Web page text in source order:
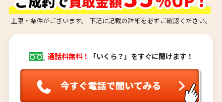
参考買取価格
ASK
プラチナ900 （
参考買取価格
ASK
上限・条件がございます。 下記に記載の詳細を必ずご確認ください。
通話料無料！ 「いくら？」をすぐに聞けます！